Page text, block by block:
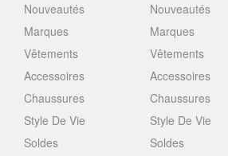
Nouveautés
Marques
Vêtements
Accessoires
Chaussures
Style De Vie
Soldes
Nouveautés
Marques
Vêtements
Accessoires
Chaussures
Style De Vie
Soldes